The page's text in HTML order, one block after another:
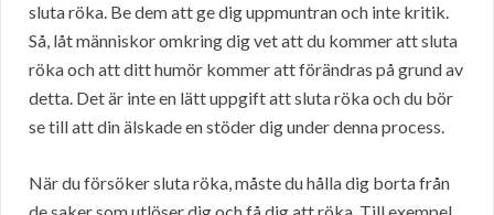
sluta röka. Be dem att ge dig uppmuntran och inte kritik.
Så, låt människor omkring dig vet att du kommer att sluta
röka och att ditt humör kommer att förändras på grund av
detta. Det är inte en lätt uppgift att sluta röka och du bör
se till att din älskade en stöder dig under denna process.
När du försöker sluta röka, måste du hålla dig borta från